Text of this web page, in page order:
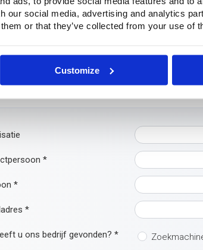
our social media, advertising and analytics
or that they’ve collected from your use of
Customize
ETFE daken of wanden |bekijk >
bestendige enveloppen |bekijk >
vul direct het onderstaande contactformulier
*
*
*
u ons bedrijf gevonden? *